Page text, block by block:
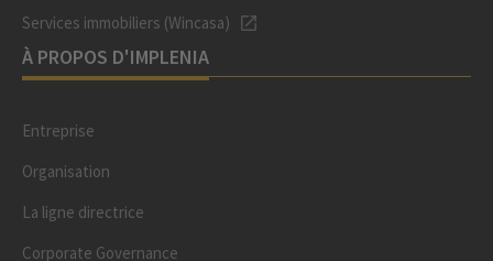
Services immobiliers (Wincasa)
À PROPOS D'IMPLENIA
Entreprise
Organisation
La ligne directrice
Corporate Governance